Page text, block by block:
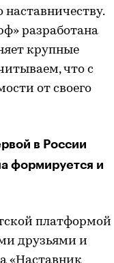
разработана
крупные
что с
от своего
в России
формируется и
платформой
друзьями и